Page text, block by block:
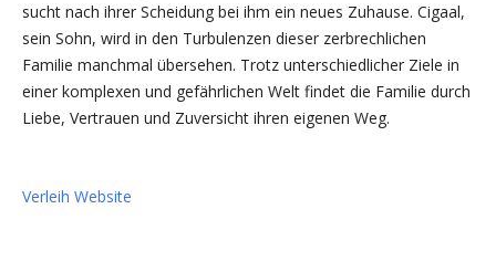
sucht nach ihrer Scheidung bei ihm ein neues Zuhause. Cigaal,
sein Sohn, wird in den Turbulenzen dieser zerbrechlichen
Familie manchmal übersehen. Trotz unterschiedlicher Ziele in
einer komplexen und gefährlichen Welt findet die Familie durch
Liebe, Vertrauen und Zuversicht ihren eigenen Weg.
Verleih Website